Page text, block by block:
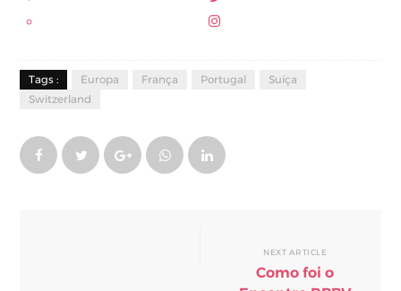
Tags : Europa França Portugal
Suíça
Switzerland
NEXT ARTICLE
Como foi o